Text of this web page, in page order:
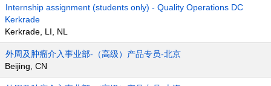
Internship assignment (students only) - Quality Operations DC
Kerkrade
Kerkrade, LI, NL
外周及肿瘤介入事业部-（高级）产品专员-北京
Beijing, CN